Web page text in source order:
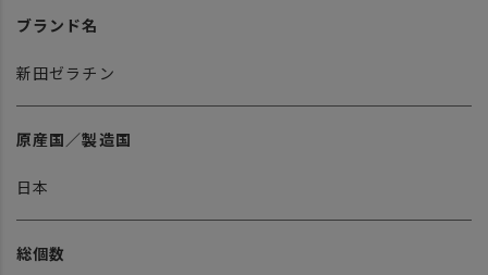
ブランド名
新田ゼラチン
原産国／製造国
日本
総個数